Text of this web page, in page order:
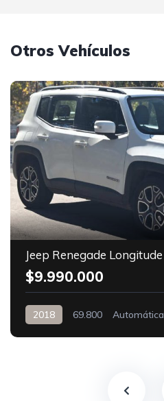
Otros Vehículos
Jeep Renegade Longitude
$9.990.000
2018 69.800 Automática